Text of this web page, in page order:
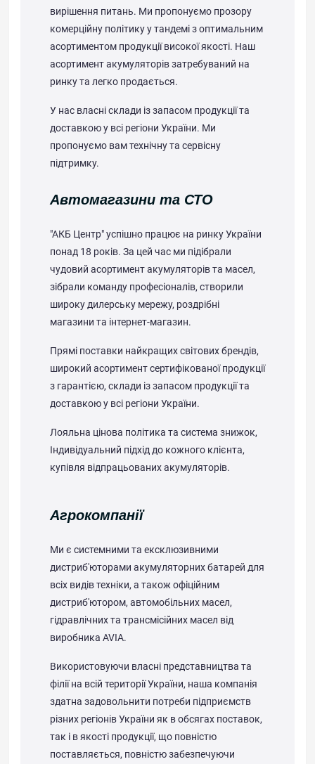
вирішення питань. Ми пропонуємо прозору
комерційну політику у тандемі з оптимальним
асортиментом продукції високої якості. Наш
асортимент акумуляторів затребуваний на
ринку та легко продається.
У нас власні склади із запасом продукції та
доставкою у всі регіони України. Ми
пропонуємо вам технічну та сервісну
підтримку.
Автомагазини та СТО
"АКБ Центр" успішно працює на ринку України
понад 18 років. За цей час ми підібрали
чудовий асортимент акумуляторів та масел,
зібрали команду професіоналів, створили
широку дилерську мережу, роздрібні
магазини та інтернет-магазин.
Прямі поставки найкращих світових брендів,
широкий асортимент сертифікованої продукції
з гарантією, склади із запасом продукції та
доставкою у всі регіони України.
Лояльна цінова політика та система знижок,
Індивідуальний підхід до кожного клієнта,
купівля відпрацьованих акумуляторів.
Агрокомпанії
Ми є системними та ексклюзивними
дистриб'юторами акумуляторних батарей для
всіх видів техніки, а також офіційним
дистриб'ютором, автомобільних масел,
гідравлічних та трансмісійних масел від
виробника AVIA.
Використовуючи власні представництва та
філії на всій території України, наша компанія
здатна задовольнити потреби підприємств
різних регіонів України як в обсягах поставок,
так і в якості продукції, що повністю
поставляється, повністю забезпечуючи